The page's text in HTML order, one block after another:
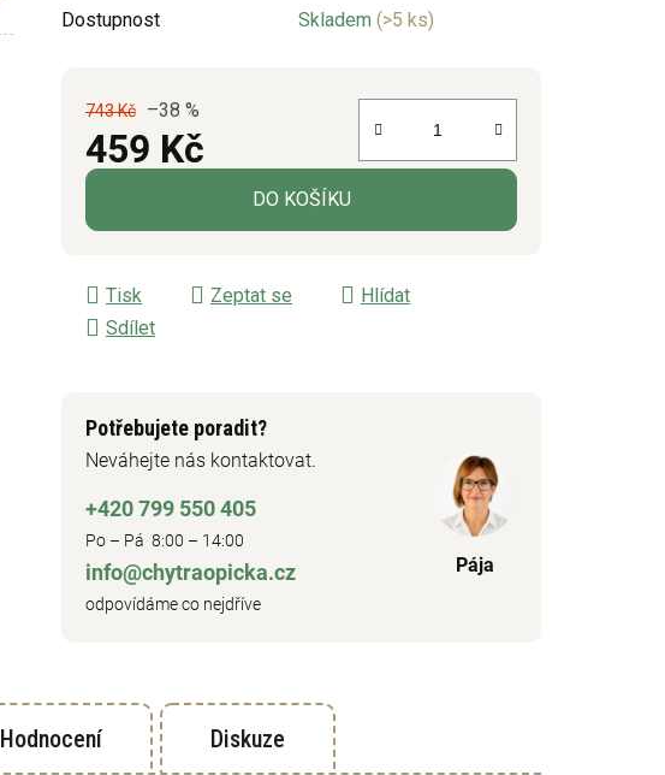
Dostupnost Skladem (>5 ks)
743 Kč –38 %
459 Kč
Měrná cena:
DO KOŠÍKU
Tisk Zeptat se
Hlídat
Sdílet
Potřebujete poradit?
Neváhejte nás kontaktovat.
+420 799 550 405
Po – Pá 8:00 – 14:00
info@chytraopicka.cz
odpovídáme co nejdříve
Pája
Hodnocení Diskuze